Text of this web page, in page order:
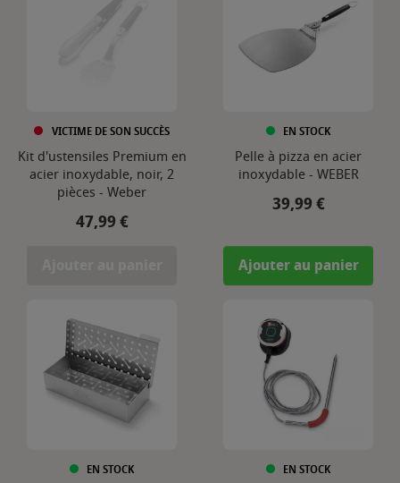
VICTIME DE SON SUCCÈS
Kit d'ustensiles Premium en
acier inoxydable, noir, 2
pièces - Weber
Prix
47,99 €
EN STOCK
Pelle à pizza en acier
inoxydable - WEBER
Prix
39,99 €
Ajouter au panier
EN STOCK EN STOCK